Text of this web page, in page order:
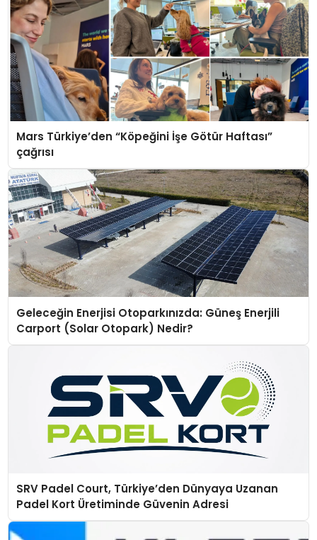
Mars Türkiye’den “Köpeğini İşe Götür Haftası”
çağrısı
Geleceğin Enerjisi Otoparkınızda: Güneş Enerjili
Carport (Solar Otopark) Nedir?
SRV Padel Court, Türkiye’den Dünyaya Uzanan
Padel Kort Üretiminde Güvenin Adresi